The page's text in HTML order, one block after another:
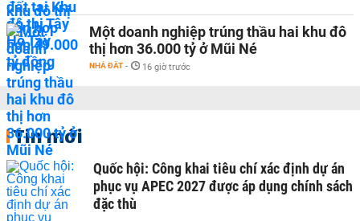
Một doanh nghiệp trúng thầu hai khu đô
thị hơn 36.000 tỷ ở Mũi Né
NHÀ ĐẤT - 16 giờ trước
Tin mới
Quốc hội: Công khai tiêu chí xác định dự án
phục vụ APEC 2027 được áp dụng chính sách
đặc thù